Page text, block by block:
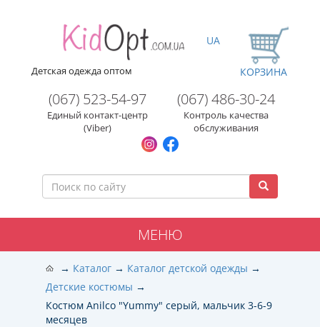
Детская одежда оптом
(067) 523-54-97
Единый контакт-центр
(Viber)
(067) 486-30-24
Контроль качества
обслуживания
UA
КОРЗИНА
МЕНЮ
Каталог
Каталог детской одежды
Детские костюмы
Костюм Anilco "Yummy" серый, мальчик 3-6-9
месяцев